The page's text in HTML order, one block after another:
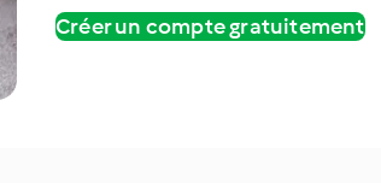
Créer un compte gratuitement